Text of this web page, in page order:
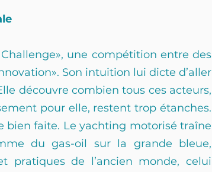
une compétition entre des
Son intuition lui dicte d’aller
découvre combien tous ces acteurs,
pour elle, restent trop étanches.
bien faite. Le yachting motorisé traîne
du gas-oil sur la grande bleue,
pratiques de l’ancien monde, celui